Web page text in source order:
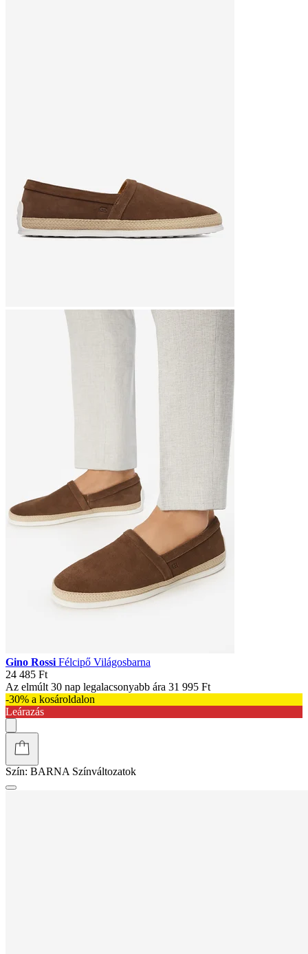
Gino Rossi Félcipő Világosbarna
24 485 Ft
Az elmúlt 30 nap legalacsonyabb ára 31 995 Ft
-30% a kosároldalon
Leárazás
Szín: BARNA Színváltozatok